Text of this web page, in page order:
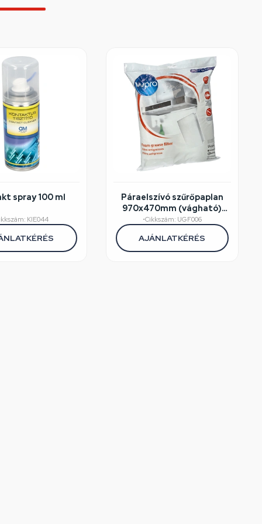
spray 100 ml
KIE044
Páraelszívó szűrőpaplan
970x470mm (vágható)
150g/m2 WPRO UGF016
•Cikkszám: UGF006
AJÁNLATKÉRÉS